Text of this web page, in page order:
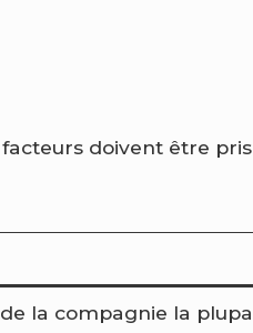
facteurs doivent être
la compagnie la